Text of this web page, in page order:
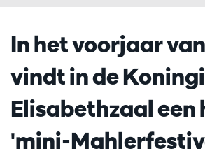
In het voorjaar
vindt in de
Elisabethzaal een
'mini-